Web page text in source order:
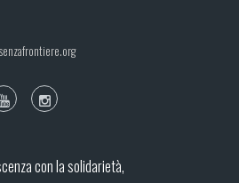
con la solidarietà,